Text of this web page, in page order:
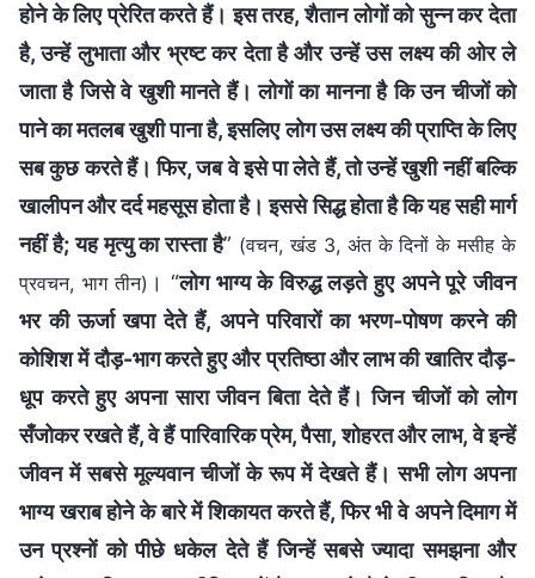
होने के लिए प्रेरित करते हैं। इस तरह, शैतान लोगों को सुन्न कर देता
है, उन्हें लुभाता और भ्रष्ट कर देता है और उन्हें उस लक्ष्य की ओर ले
जाता है जिसे वे खुशी मानते हैं। लोगों का मानना है कि उन चीजों को
पाने का मतलब खुशी पाना है, इसलिए लोग उस लक्ष्य की प्राप्ति के लिए
सब कुछ करते हैं। फिर, जब वे इसे पा लेते हैं, तो उन्हें खुशी नहीं बल्कि
खालीपन और दर्द महसूस होता है। इससे सिद्ध होता है कि यह सही मार्ग
नहीं है; यह मृत्यु का रास्ता है” (वचन, खंड 3, अंत के दिनों के मसीह के
प्रवचन, भाग तीन) । “लोग भाग्य के विरुद्ध लड़ते हुए अपने पूरे जीवन
भर की ऊर्जा खपा देते हैं, अपने परिवारों का भरण-पोषण करने की
कोशिश में दौड़-भाग करते हुए और प्रतिष्ठा और लाभ की खातिर दौड़-
धूप करते हुए अपना सारा जीवन बिता देते हैं। जिन चीजों को लोग
सँजोकर रखते हैं, वे हैं पारिवारिक प्रेम, पैसा, शोहरत और लाभ, वे इन्हें
जीवन में सबसे मूल्यवान चीजों के रूप में देखते हैं। सभी लोग अपना
भाग्य खराब होने के बारे में शिकायत करते हैं, फिर भी वे अपने दिमाग में
उन प्रश्नों को पीछे धकेल देते हैं जिन्हें सबसे ज्यादा समझना और